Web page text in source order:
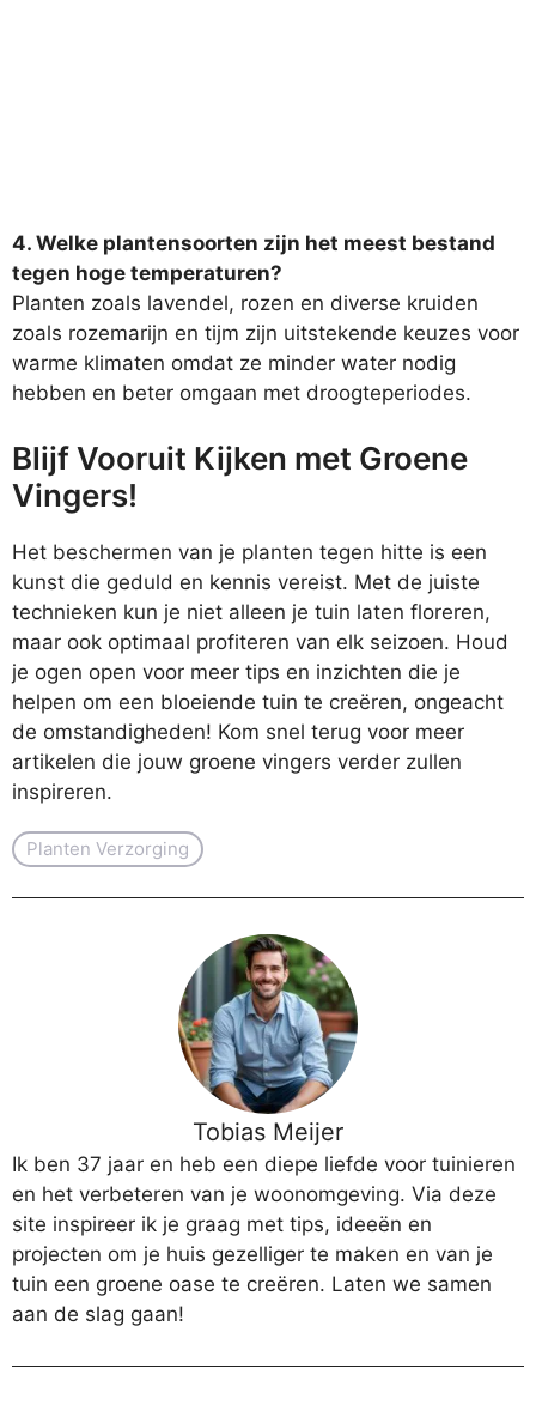
4. Welke plantensoorten zijn het meest bestand
tegen hoge temperaturen?
Planten zoals lavendel, rozen en diverse kruiden
zoals rozemarijn en tijm zijn uitstekende keuzes voor
warme klimaten omdat ze minder water nodig
hebben en beter omgaan met droogteperiodes.
Blijf Vooruit Kijken met Groene
Vingers!
Het beschermen van je planten tegen hitte is een
kunst die geduld en kennis vereist. Met de juiste
technieken kun je niet alleen je tuin laten floreren,
maar ook optimaal profiteren van elk seizoen. Houd
je ogen open voor meer tips en inzichten die je
helpen om een bloeiende tuin te creëren, ongeacht
de omstandigheden! Kom snel terug voor meer
artikelen die jouw groene vingers verder zullen
inspireren.
Planten Verzorging
Tobias Meijer
Ik ben 37 jaar en heb een diepe liefde voor tuinieren
en het verbeteren van je woonomgeving. Via deze
site inspireer ik je graag met tips, ideeën en
projecten om je huis gezelliger te maken en van je
tuin een groene oase te creëren. Laten we samen
aan de slag gaan!